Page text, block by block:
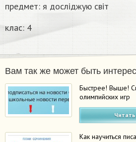
предмет: я досліджую світ
клас: 4
Вам так же может быть
Быстрее! Выше!
олимпийских игр
Как научиться